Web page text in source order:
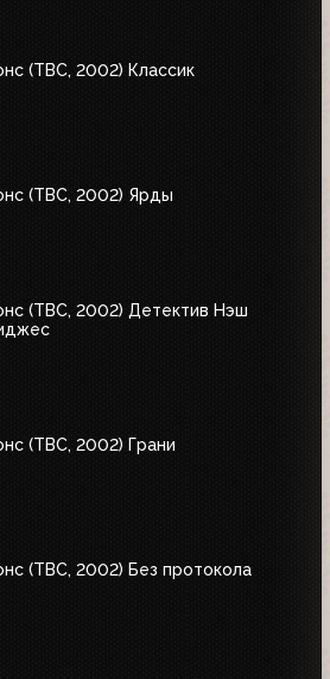
(ТВС, 2002) Классик
(ТВС, 2002) Ярды
(ТВС, 2002) Детектив Нэш
(ТВС, 2002) Грани
(ТВС, 2002) Без протокола